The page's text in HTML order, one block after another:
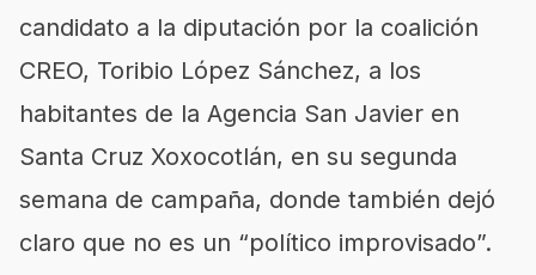
candidato a la diputación por la coalición
CREO, Toribio López Sánchez, a los
habitantes de la Agencia San Javier en
Santa Cruz Xoxocotlán, en su segunda
semana de campaña, donde también dejó
claro que no es un “político improvisado”.